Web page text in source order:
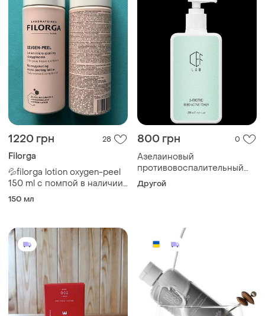
1220 грн 28
Filorga
💦filorga lotion oxygen-peel
150 ml с помпой в наличии.
реоксигенирующий
150 мл
800 грн 0
Азелаиновый
противовоспалительный
тоник для проблемной
кожи cef lab b-biotic sebo
Другой